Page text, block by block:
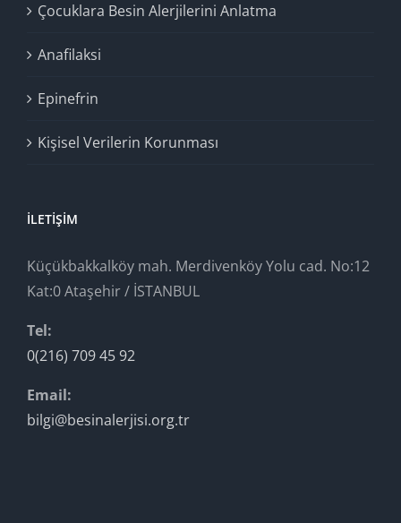
Çocuklara Besin Alerjilerini Anlatma
Anafilaksi
Epinefrin
Kişisel Verilerin Korunması
İLETIŞIM
Küçükbakkalköy mah. Merdivenköy Yolu cad. No:12
Kat:0 Ataşehir / İSTANBUL
Tel:
0(216) 709 45 92
Email:
bilgi@besinalerjisi.org.tr